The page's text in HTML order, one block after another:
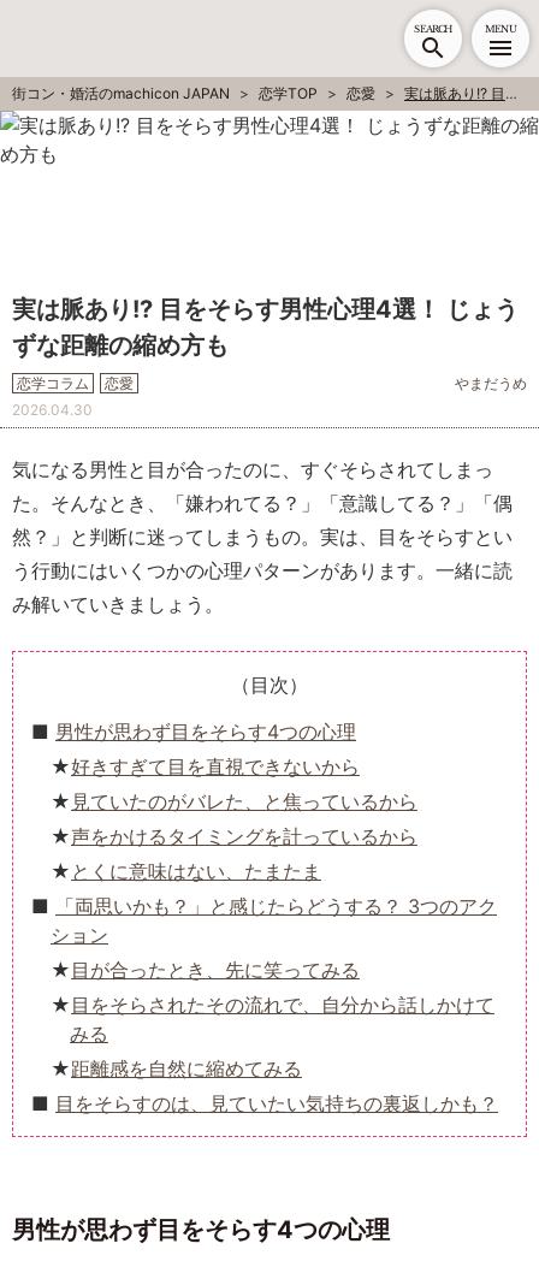
SEARCH MENU
街コン・婚活のmachicon JAPAN 恋学TOP 恋愛 実は脈あり!? 目をそらす男性心理4選！ じょうずな距離の縮め方も
実は脈あり!? 目をそらす男性心理4選！ じょう
ずな距離の縮め方も
恋学コラム 恋愛
やまだうめ
2026.04.30
気になる男性と目が合ったのに、すぐそらされてしまっ
た。そんなとき、「嫌われてる？」「意識してる？」「偶
然？」と判断に迷ってしまうもの。実は、目をそらすとい
う行動にはいくつかの心理パターンがあります。一緒に読
み解いていきましょう。
（目次）
男性が思わず目をそらす4つの心理
好きすぎて目を直視できないから
見ていたのがバレた、と焦っているから
声をかけるタイミングを計っているから
とくに意味はない、たまたま
「両思いかも？」と感じたらどうする？ 3つのアク
ション
目が合ったとき、先に笑ってみる
目をそらされたその流れで、自分から話しかけて
みる
距離感を自然に縮めてみる
目をそらすのは、見ていたい気持ちの裏返しかも？
男性が思わず目をそらす4つの心理